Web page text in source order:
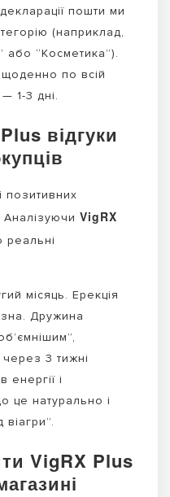
пошти ми
(наприклад,
або “Косметика”).
щоденно по всій
1-3 дні.
відгуки
позитивних
Аналізуючи VigRX
місяць. Ерекція
Дружина
3 тижні
і
це натурально і
VigRX Plus